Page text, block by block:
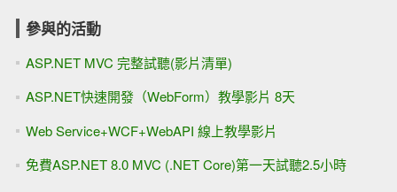
參與的活動
ASP.NET MVC 完整試聽(影片清單)
ASP.NET快速開發（WebForm）教學影片 8天
Web Service+WCF+WebAPI 線上教學影片
免費ASP.NET 8.0 MVC (.NET Core)第一天試聽2.5小時